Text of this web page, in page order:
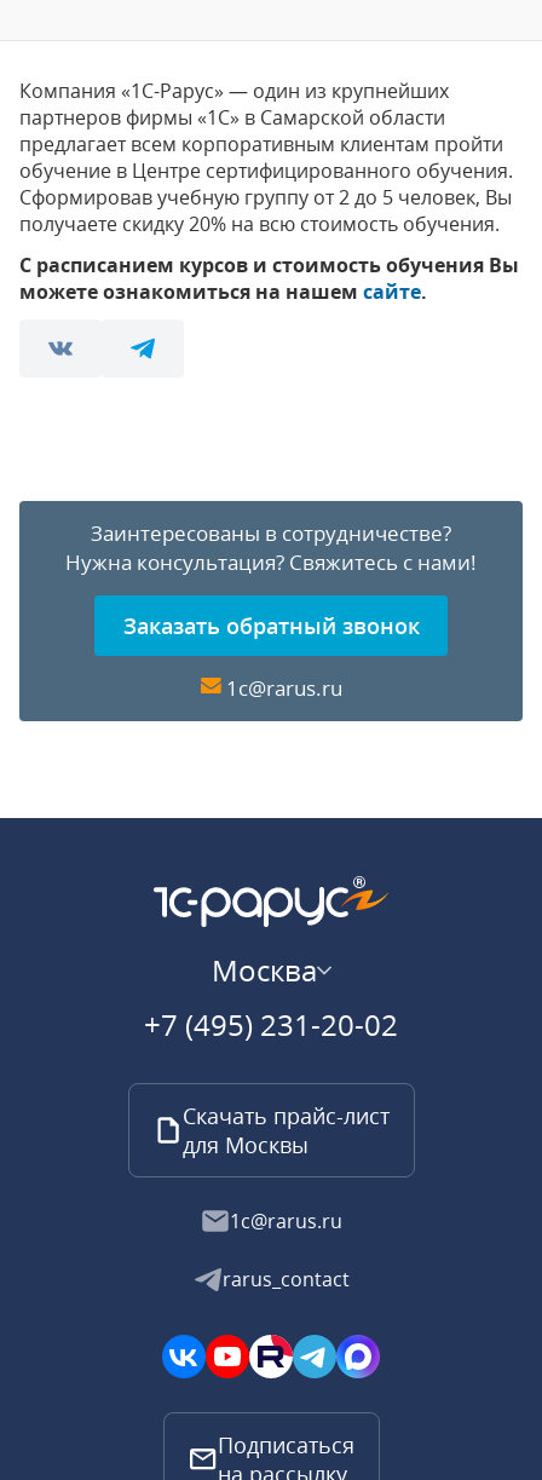
Компания «1С-Рарус» — один из крупнейших
партнеров фирмы «1С» в Самарской области
предлагает всем корпоративным клиентам пройти
обучение в Центре сертифицированного обучения.
Сформировав учебную группу от 2 до 5 человек, Вы
получаете скидку 20% на всю стоимость обучения.
С расписанием курсов и стоимость обучения Вы
можете ознакомиться на нашем сайте.
Заинтересованы в сотрудничестве?
Нужна консультация? Свяжитесь с нами!
Заказать обратный звонок
1c@rarus.ru
Москва
+7 (495) 231-20-02
Скачать прайс-лист
для Москвы
1c@rarus.ru
rarus_contact
Подписаться
на рассылку